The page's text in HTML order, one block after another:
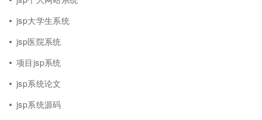
jsp大学生系统
jsp医院系统
项目jsp系统
jsp系统论文
jsp系统源码